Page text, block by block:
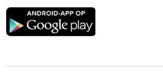
Google